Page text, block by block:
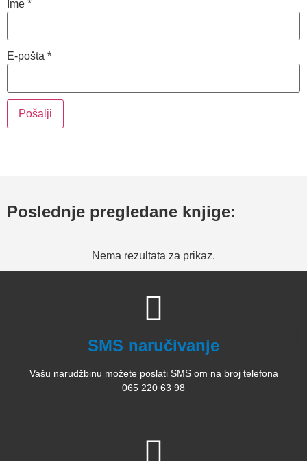
Ime *
E-pošta *
Poslednje pregledane knjige:
Nema rezultata za prikaz.
SMS naručivanje
Vašu narudžbinu možete poslati SMS om na broj telefona
065 220 63 98